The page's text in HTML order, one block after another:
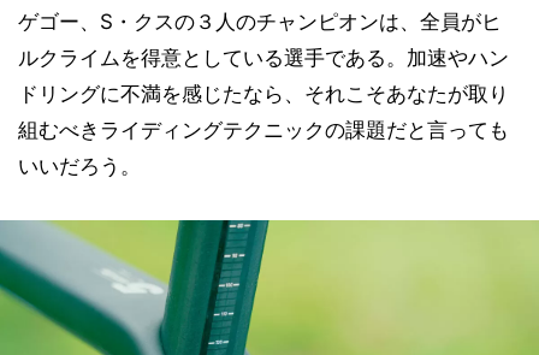
ゲゴー、S・クスの３人のチャンピオンは、全員がヒ
ルクライムを得意としている選手である。加速やハン
ドリングに不満を感じたなら、それこそあなたが取り
組むべきライディングテクニックの課題だと言っても
いいだろう。